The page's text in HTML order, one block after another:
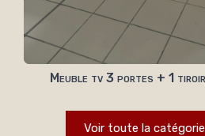
Meuble tv 3 portes + 1
Voir toute la